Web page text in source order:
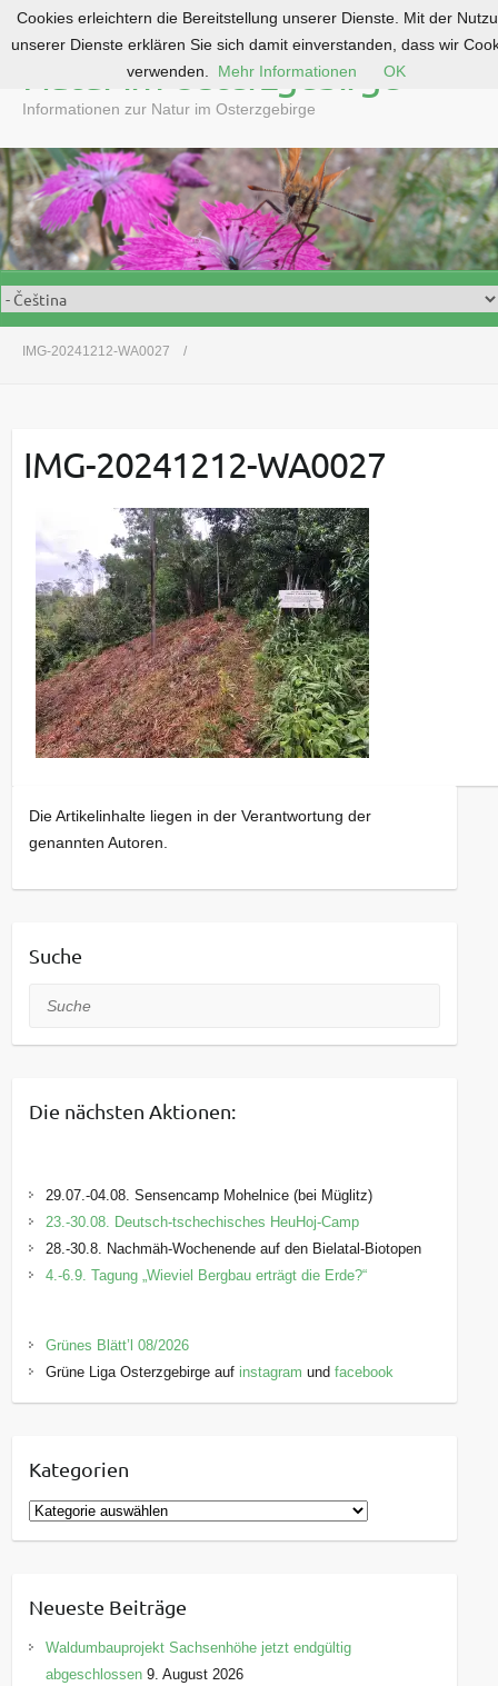
o
c
o
n
t
e
n
Natur im Osterzgebirge
Informationen zur Natur im Osterzgebirge
IMG-20241212-WA0027
IMG-20241212-WA0027
Die Artikelinhalte liegen in der Verantwortung der
genannten Autoren.
Suche
Suche
Die nächsten Aktionen:
29.07.-04.08. Sensencamp Mohelnice (bei Müglitz)
23.-30.08. Deutsch-tschechisches HeuHoj-Camp
28.-30.8. Nachmäh-Wochenende auf den Bielatal-Biotopen
4.-6.9. Tagung „Wieviel Bergbau erträgt die Erde?“
Grünes Blätt’l 08/2026
Grüne Liga Osterzgebirge auf instagram undfacebook
Kategorien
K
a
g
o
Neueste Beiträge
Waldumbauprojekt Sachsenhöhe jetzt endgültig
abgeschlossen 9. August 2026
Cookies erleichtern die Bereitstellung unserer Dienste. Mit der
unserer Dienste erklären Sie sich damit einverstanden, dass wir
verwenden.
Mehr Informationen OK